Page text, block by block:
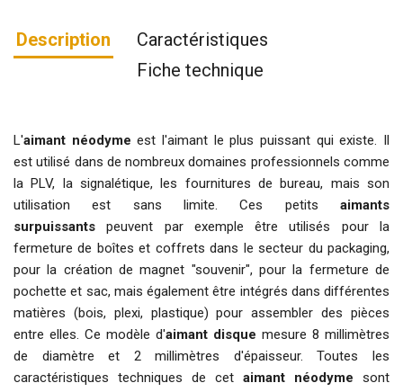
Description
Caractéristiques
Fiche technique
L'aimant néodyme est l'aimant le plus puissant qui existe. Il
est utilisé dans de nombreux domaines professionnels comme
la PLV, la signalétique, les fournitures de bureau, mais son
utilisation est sans limite. Ces petits aimants
surpuissants peuvent par exemple être utilisés pour la
fermeture de boîtes et coffrets dans le secteur du packaging,
pour la création de magnet "souvenir", pour la fermeture de
pochette et sac, mais également être intégrés dans différentes
matières (bois, plexi, plastique) pour assembler des pièces
entre elles. Ce modèle d'aimant disque mesure 8 millimètres
de diamètre et 2 millimètres d'épaisseur. Toutes les
caractéristiques techniques de cet aimant néodyme sont